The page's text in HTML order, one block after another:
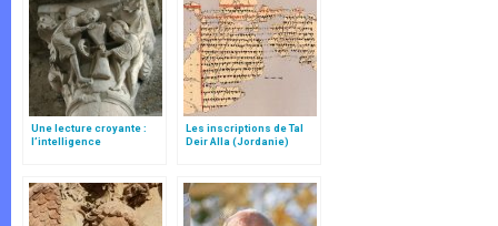
Une lecture croyante :
l’intelligence
Les inscriptions de Tal
Deir Alla (Jordanie)